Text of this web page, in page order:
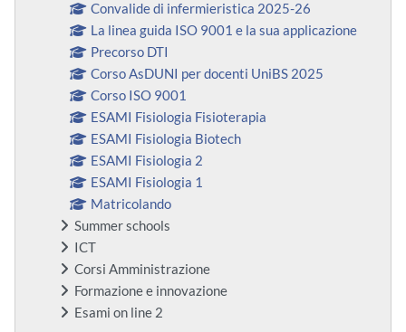
Convalide di infermieristica 2025-26
La linea guida ISO 9001 e la sua applicazione
Precorso DTI
Corso AsDUNI per docenti UniBS 2025
Corso ISO 9001
ESAMI Fisiologia Fisioterapia
ESAMI Fisiologia Biotech
ESAMI Fisiologia 2
ESAMI Fisiologia 1
Matricolando
Summer schools
ICT
Corsi Amministrazione
Formazione e innovazione
Esami on line 2